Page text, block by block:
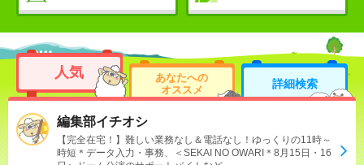
人気
あなたへの
オススメ
詳細検索
編集部イチオシ
【完全在宅！】難しい業務なし＆電話なし！ゆっくりの11時～
時短＊データ入力・事務、＜SEKAI NO OWARI＊8月15日・16